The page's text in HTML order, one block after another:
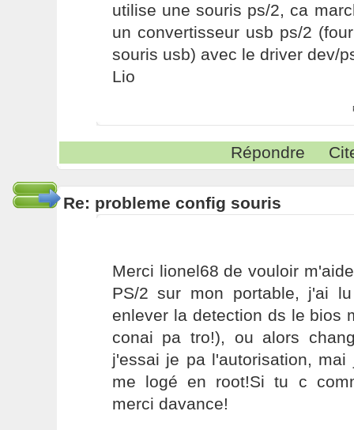
utilise une souris ps/2, ca
un convertisseur usb ps/2
souris usb) avec le driver dev/
Lio
Répondre
Re: probleme config souris
Merci lionel68 de vouloir
PS/2 sur mon portable, j'ai
enlever la detection ds le bios
conai pa tro!), ou alors
j'essai je pa l'autorisation,
me logé en root!Si tu c
merci davance!